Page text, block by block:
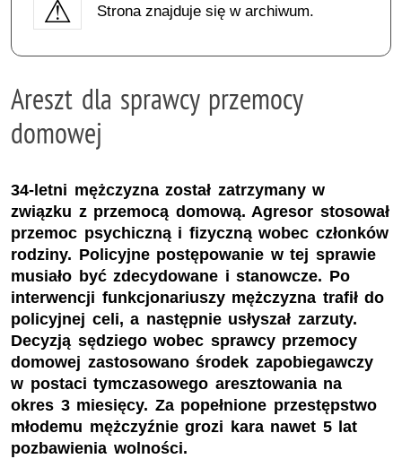
Strona znajduje się w archiwum.
Areszt dla sprawcy przemocy
domowej
34-letni mężczyzna został zatrzymany w
związku z przemocą domową. Agresor stosował
przemoc psychiczną i fizyczną wobec członków
rodziny. Policyjne postępowanie w tej sprawie
musiało być zdecydowane i stanowcze. Po
interwencji funkcjonariuszy mężczyzna trafił do
policyjnej celi, a następnie usłyszał zarzuty.
Decyzją sędziego wobec sprawcy przemocy
domowej zastosowano środek zapobiegawczy
w postaci tymczasowego aresztowania na
okres 3 miesięcy. Za popełnione przestępstwo
młodemu mężczyźnie grozi kara nawet 5 lat
pozbawienia wolności.